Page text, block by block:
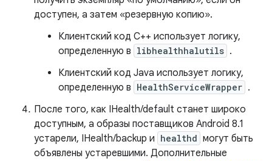
доступен, а затем «резервную копию».
Клиентский код C++ использует логику,
определенную в libhealthhalutils .
Клиентский код Java использует логику,
определенную в HealthServiceWrapper .
После того, как IHealth/default станет широко
доступным, а образы поставщиков Android 8.1
устарели, IHealth/backup и healthd могут быть
объявлены устаревшими. Дополнительные